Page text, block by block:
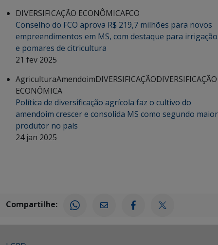
DIVERSIFICAÇÃO ECONÔMICAFCO
Conselho do FCO aprova R$ 219,7 milhões para novos
empreendimentos em MS, com destaque para irrigação
e pomares de citricultura
21 fev 2025
AgriculturaAmendoimDIVERSIFICAÇÃODIVERSIFICAÇÃO
ECONÔMICA
Política de diversificação agrícola faz o cultivo do
amendoim crescer e consolida MS como segundo maior
produtor no país
24 jan 2025
Compartilhe: